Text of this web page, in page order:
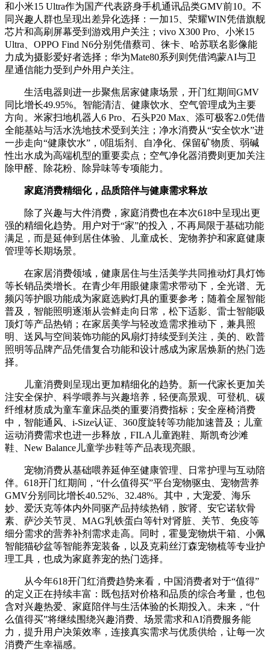
和小米15 Ultra作为国产代表跻身手机通讯品类GMV前10。不
同兴趣人群也呈现出差异化选择：一加15、荣耀WIN凭借旗舰
芯片和高刷屏幕受到游戏用户关注；vivo X300 Pro、小米15
Ultra、OPPO Find N6分别凭借蔡司、徕卡、哈苏联名影像能
力成为摄影爱好者选择；华为Mate80系列则凭借鸿蒙AI与卫
星通信能力受到户外用户关注。
生活电器则进一步聚焦居家健康场景，开门红期间GMV
同比增长49.95%。智能清洁、健康饮水、空气管理成为主要
方向。米家扫地机器人6 Pro、石头P20 Max、添可极客2.0凭借
全能基站与活水洗地技术受到关注；净水消费从“安全饮水”进
一步走向“健康饮水”，0阻垢剂、自净化、保留矿物质、弱碱
性出水成为高端机型的重要卖点；空气净化器消费则更加关注
除甲醛、除花粉、除异味等专项能力。
家庭消费精细化，品质陪伴与健康需求释放
除了兴趣与大件消费，家庭消费也在本次618中呈现出更
强的精细化趋势。用户对于“家”的投入，不再局限于基础功能
满足，而是延伸到居住体验、儿童成长、宠物养护和家庭健康
管理等长期场景。
在家居消费领域，健康居住与生活美学共同推动灯具灯饰
等长销品类增长。在青少年用眼健康需求带动下，全光谱、无
频闪等护眼功能成为家庭选购灯具的重要参考；随着全屋智能
普及，智能照明逐渐从尝鲜走向日常，松下适影、雷士智能吸
顶灯等产品热销；在家居美学与轻改造需求推动下，兼具照
明、送风与空间装饰功能的风扇灯持续受到关注，美的、欧普
照明等品牌产品凭借复合功能和设计感成为家居焕新的热门选
择。
儿童消费则呈现出更加精细化的趋势。新一代家长更加关
注安全保护、科学喂养与兴趣培养，轻便高景观、可登机、碳
纤维材质成为童车童床品类的重要消费指标；安全座椅消费
中，智能通风、i-Size认证、360度旋转等功能加速普及；儿童
运动消费需求也进一步释放，FILA儿童跑鞋、斯凯奇沙滩
鞋、New Balance儿童学步鞋等产品表现亮眼。
宠物消费从基础喂养延伸至健康管理、日常护理与互动陪
伴。618开门红期间，“什么值得买”平台宠物驱虫、宠物营养
GMV分别同比增长40.52%、32.48%。其中，大宠爱、海乐
妙、爱沃克等体内外同驱产品持续热销，胺肾、安它诺软骨
素、萨沙关节灵、MAG乳铁蛋白等针对肾脏、关节、免疫等
细分需求的营养补剂需求走高。同时，霍曼宠物烘干箱、小佩
智能猫砂盆等智能养宠装备，以及克莉丝汀森宠物梳等专业护
理工具，也成为家庭养宠的热门选择。
从今年618开门红消费趋势来看，中国消费者对于“值得”
的定义正在持续丰富：既包括对价格和品质的综合考量，也包
含对兴趣热爱、家庭陪伴与生活体验的长期投入。未来，“什
么值得买”将继续围绕兴趣消费、场景需求和AI消费服务能
力，提升用户决策效率，连接真实需求与优质供给，让每一次
消费产生幸福感。